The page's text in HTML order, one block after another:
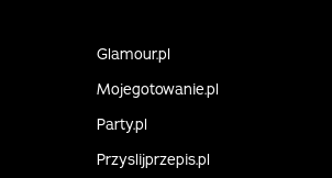
Glamour.pl
Mojegotowanie.pl
Party.pl
Przyslijprzepis.pl